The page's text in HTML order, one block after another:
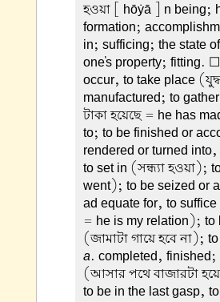
হওয়া[ hōẏā ] n being;
formation;
in; sufficing; the state
one's property; fitting. ☐
occur, to take place
manufactured; to
টাকা হয়েছে = he has
to; to be finished or
rendered or turned
to set in (সন্ধ্যা হওয়া);
went); to be seized or
ad equate for, to
= he is my relation); to
(জামাটা গায়ে হবে না);
a. completed,
(আসার পথে বাজারটা
to be in the last gasp,